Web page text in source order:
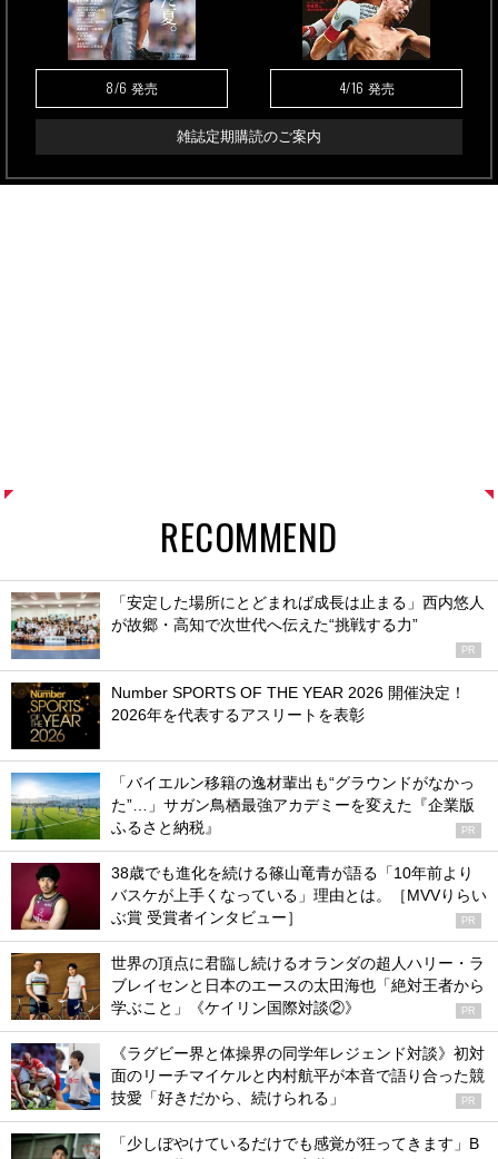
8/6 発売 4/16 発売
雑誌定期購読のご案内
RECOMMEND
「安定した場所にとどまれば成長は止まる」西内悠人
が故郷・高知で次世代へ伝えた“挑戦する力”
PR
Number SPORTS OF THE YEAR 2026 開催決定！
2026年を代表するアスリートを表彰
「バイエルン移籍の逸材輩出も“グラウンドがなかっ
た”…」サガン鳥栖最強アカデミーを変えた『企業版
ふるさと納税』
PR
38歳でも進化を続ける篠山竜青が語る「10年前より
バスケが上手くなっている」理由とは。［MVVりらい
ぶ賞 受賞者インタビュー］
PR
世界の頂点に君臨し続けるオランダの超人ハリー・ラ
ブレイセンと日本のエースの太田海也「絶対王者から
学ぶこと」《ケイリン国際対談②》
PR
《ラグビー界と体操界の同学年レジェンド対談》初対
面のリーチマイケルと内村航平が本音で語り合った競
技愛「好きだから、続けられる」
PR
「少しぼやけているだけでも感覚が狂ってきます」B